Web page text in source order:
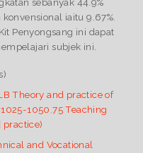
iaitu 9.67%.
Penyongsang ini dapat
subjek ini.
Theory and practice of
1050.75 Teaching
practice)
and Vocational